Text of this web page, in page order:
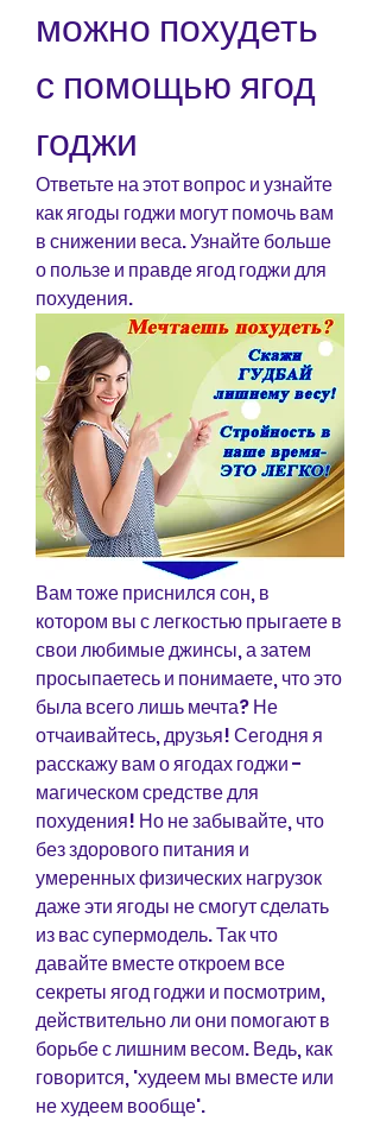
можно похудеть
с помощью ягод
годжи
Ответьте на этот вопрос и узнайте
как ягоды годжи могут помочь вам
в снижении веса. Узнайте больше
о пользе и правде ягод годжи для
похудения.
Вам тоже приснился сон, в
котором вы с легкостью прыгаете в
свои любимые джинсы, а затем
просыпаетесь и понимаете, что это
была всего лишь мечта? Не
отчаивайтесь, друзья! Сегодня я
расскажу вам о ягодах годжи -
магическом средстве для
похудения! Но не забывайте, что
без здорового питания и
умеренных физических нагрузок
даже эти ягоды не смогут сделать
из вас супермодель. Так что
давайте вместе откроем все
секреты ягод годжи и посмотрим,
действительно ли они помогают в
борьбе с лишним весом. Ведь, как
говорится, 'худеем мы вместе или
не худеем вообще'.